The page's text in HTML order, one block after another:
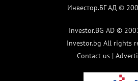
Инвестор.БГ АД ©
Investor.BG AD ©
Investor.bg All rights
Contact us |